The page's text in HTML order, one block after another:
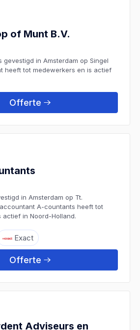
of Munt B.V.
gevestigd in Amsterdam op Singel
heeft tot medewerkers en is actief
Offerte
in Amsterdam op Tt.
A-countants heeft tot
actief in Noord-Holland.
Exact
Offerte
Adviseurs en